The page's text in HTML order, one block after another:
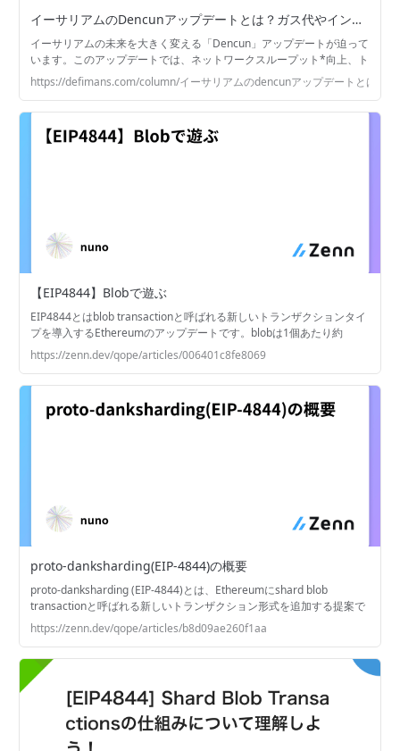
イーサリアムのDencunアップデートとは？ガス代やインフレへの影響について解説 | DeFimans
イーサリアムの未来を大きく変える「Dencun」アップデートが迫って
います。このアップデートでは、ネットワークスループット*向上、ト
ランザクション手数料の削減、
https://defimans.com/column/イーサリアムのdencunアップデートとは？
【EIP4844】Blobで遊ぶ
EIP4844とはblob transactionと呼ばれる新しいトランザクションタイ
プを導入するEthereumのアップデートです。blobは1個あたり約
127KBの容量を持つデータで、calldataよりも安価に利用することがで
きます。
https://zenn.dev/qope/articles/006401c8fe8069
proto-danksharding(EIP-4844)の概要
proto-danksharding (EIP-4844)とは、Ethereumにshard blob
transactionと呼ばれる新しいトランザクション形式を追加する提案で
す。shard blob transactionはblobと呼ばれる新しい形式のデータを持
っているトランザクションで、大きなデータをEthereumに安価に公開
https://zenn.dev/qope/articles/b8d09ae260f1aa